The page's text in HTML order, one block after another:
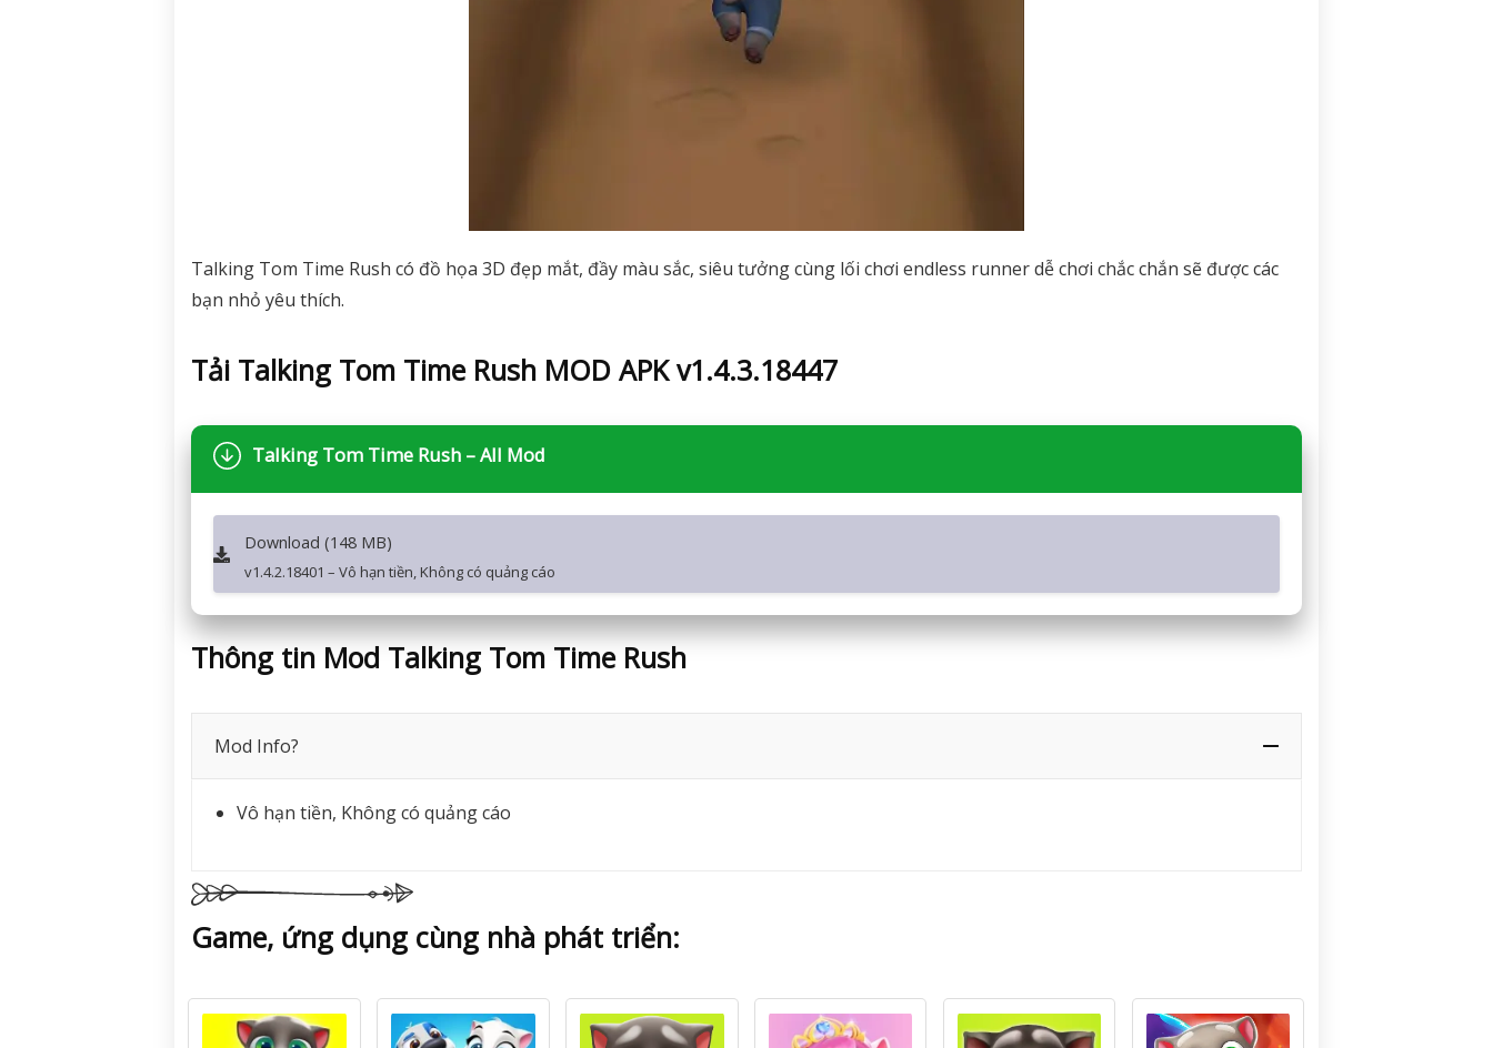
Talking Tom Time Rush có đồ họa 3D đẹp mắt, đầy màu sắc, siêu tưởng cùng lối chơi endless runner dễ chơi chắc chắn sẽ được các
bạn nhỏ yêu thích.
Tải Talking Tom Time Rush MOD APK v1.4.3.18447
Talking Tom Time Rush – All Mod
Download (148 MB)
v1.4.2.18401 – Vô hạn tiền, Không có quảng cáo
Thông tin Mod Talking Tom Time Rush
Mod Info?
Vô hạn tiền, Không có quảng cáo
Game, ứng dụng cùng nhà phát triển: